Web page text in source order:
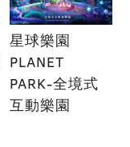
星球樂園
PLANET
PARK-全境式
互動樂園